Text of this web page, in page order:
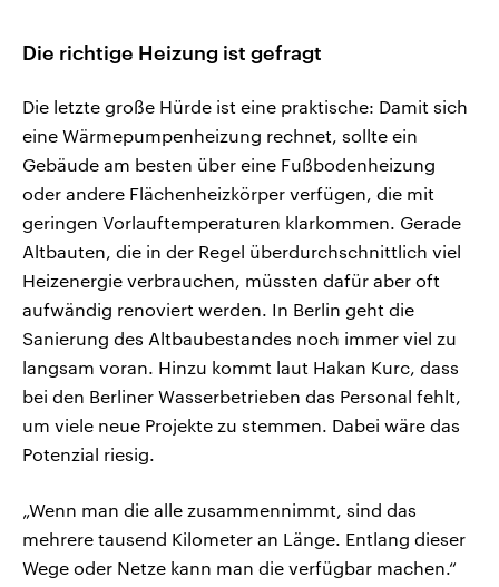
Die richtige Heizung ist gefragt
Die letzte große Hürde ist eine praktische: Damit sich
eine Wärmepumpenheizung rechnet, sollte ein
Gebäude am besten über eine Fußbodenheizung
oder andere Flächenheizkörper verfügen, die mit
geringen Vorlauftemperaturen klarkommen. Gerade
Altbauten, die in der Regel überdurchschnittlich viel
Heizenergie verbrauchen, müssten dafür aber oft
aufwändig renoviert werden. In Berlin geht die
Sanierung des Altbaubestandes noch immer viel zu
langsam voran. Hinzu kommt laut Hakan Kurc, dass
bei den Berliner Wasserbetrieben das Personal fehlt,
um viele neue Projekte zu stemmen. Dabei wäre das
Potenzial riesig.
„Wenn man die alle zusammennimmt, sind das
mehrere tausend Kilometer an Länge. Entlang dieser
Wege oder Netze kann man die verfügbar machen.“